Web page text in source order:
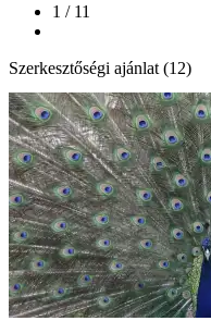
1 / 11
Szerkesztőségi ajánlat (12)